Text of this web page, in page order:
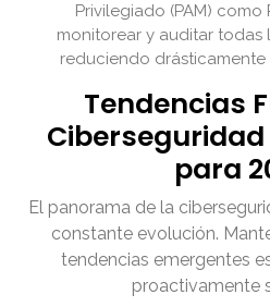
Privilegiado (PAM)
monitorear y auditar todas
reduciendo
Tendencias
para
El panorama de la
constante evolución.
tendencias emergentes
proactivamente